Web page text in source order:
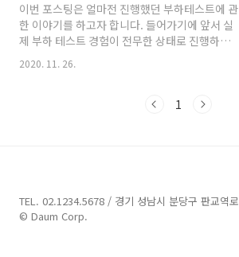
이번 포스팅은 얼마전 진행했던 부하테스트에 관
한 이야기를 하고자 합니다. 들어가기에 앞서 실
제 부하 테스트 경험이 전무한 상태로 진행하여
놓치거나 실수한 부분이 굉장히 많았습니다. 테
스트 환경 CentOS 7 Apache Apache
JMeter : 부하 발생기 BlazeMeter (Chrome
Exporter, MySQL Exporter, ..
2020. 11. 26.
1
TEL. 02.1234.5678 / 경기 성남시 분당구 판교역로
© Daum Corp.